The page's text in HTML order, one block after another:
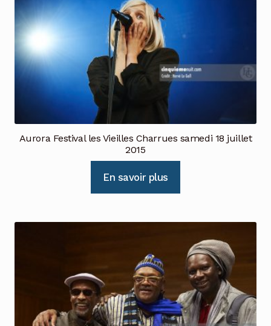
Aurora Festival les Vieilles Charrues samedi 18 juillet
2015
En savoir plus